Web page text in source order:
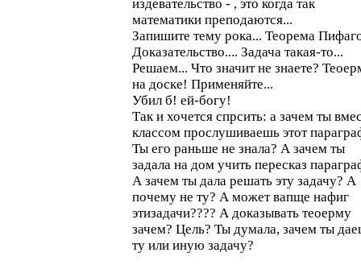
издевательство - , это когда так
математики преподаются...
Запишите тему рока... Теорема
Доказательство.... Задача такая-то...
Решаем... Что значит не знаете?
на доске! Применяйте...
Убил б! ей-богу!
Так и хочется спрсить: а зачем ты
классом прослушиваешь этот
Ты его раньше не знала? А зачем ты
задала на дом учить пересказ
А зачем ты дала решать эту задачу? А
почему не ту? А может вапще нафиг
этизадачи???? А доказывать теоерму
зачем? Цель? Ты думала, зачем ты
ту или иную задачу?